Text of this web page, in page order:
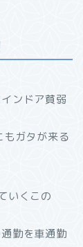
ンドア貧弱
ガタが来る
いくこの
勤を車通勤